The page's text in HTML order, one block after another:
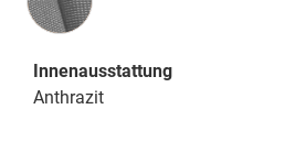
Innenausstattung
Anthrazit